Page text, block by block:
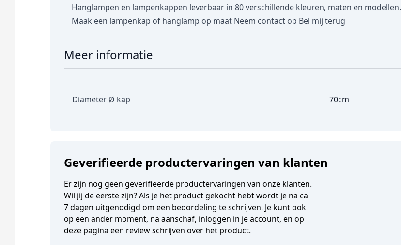
Hanglampen en lampenkappen leverbaar in 80 verschillende kleuren, maten en modellen.
Maak een lampenkap of hanglamp op maat Neem contact op Bel mij terug
Meer informatie
Diameter Ø kap 70cm
Geverifieerde productervaringen van klanten
Er zijn nog geen geverifieerde productervaringen van onze klanten.
Wil jij de eerste zijn? Als je het product gekocht hebt wordt je na ca
7 dagen uitgenodigd om een beoordeling te schrijven. Je kunt ook
op een ander moment, na aanschaf, inloggen in je account, en op
deze pagina een review schrijven over het product.